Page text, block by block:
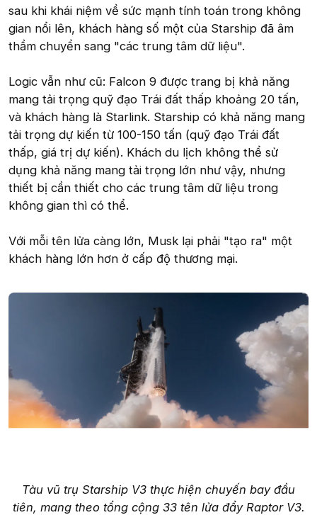
sau khi khái niệm về sức mạnh tính toán trong không
gian nổi lên, khách hàng số một của Starship đã âm
thầm chuyển sang "các trung tâm dữ liệu".
Logic vẫn như cũ: Falcon 9 được trang bị khả năng
mang tải trọng quỹ đạo Trái đất thấp khoảng 20 tấn,
và khách hàng là Starlink. Starship có khả năng mang
tải trọng dự kiến từ 100-150 tấn (quỹ đạo Trái đất
thấp, giá trị dự kiến). Khách du lịch không thể sử
dụng khả năng mang tải trọng lớn như vậy, nhưng
thiết bị cần thiết cho các trung tâm dữ liệu trong
không gian thì có thể.
Với mỗi tên lửa càng lớn, Musk lại phải "tạo ra" một
khách hàng lớn hơn ở cấp độ thương mại.
Tàu vũ trụ Starship V3 thực hiện chuyến bay đầu
tiên, mang theo tổng cộng 33 tên lửa đẩy Raptor V3.